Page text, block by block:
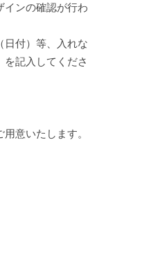
インの確認が行わ
付）等、入れな
を記入してくださ
意いたします。